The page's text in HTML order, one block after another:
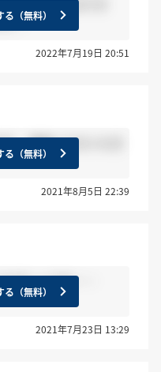
連絡がないのです
？
（無料）
2022年7月19日 20:51
、 連絡いただいた方
（無料）
2021年8月5日 22:39
たでしょうか……
（無料）
2021年7月23日 13:29